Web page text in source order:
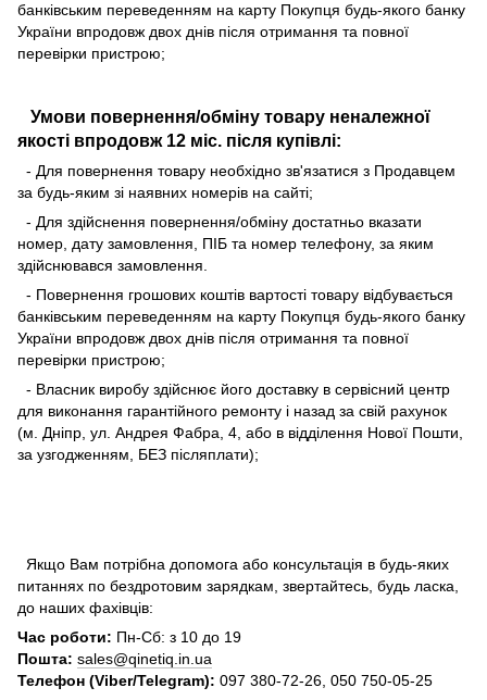
банківським переведенням на карту Покупця будь-якого банку
України впродовж двох днів після отримання та повної
перевірки пристрою;
Умови повернення/обміну товару неналежної
якості впродовж 12 міс. після купівлі:
- Для повернення товару необхідно зв'язатися з Продавцем
за будь-яким зі наявних номерів на сайті;
- Для здійснення повернення/обміну достатньо вказати
номер, дату замовлення, ПІБ та номер телефону, за яким
здійснювався замовлення.
- Повернення грошових коштів вартості товару відбувається
банківським переведенням на карту Покупця будь-якого банку
України впродовж двох днів після отримання та повної
перевірки пристрою;
- Власник виробу здійснює його доставку в сервісний центр
для виконання гарантійного ремонту і назад за свій рахунок
(м. Дніпр, ул. Андрея Фабра, 4, або в відділення Нової Пошти,
за узгодженням, БЕЗ післяплати);
Якщо Вам потрібна допомога або консультація в будь-яких
питаннях по бездротовим зарядкам, звертайтесь, будь ласка,
до наших фахівців:
Час роботи: Пн-Сб: з 10 до 19
Пошта: sales@qinetiq.in.ua
Телефон (Viber/Telegram): 097 380-72-26, 050 750-05-25